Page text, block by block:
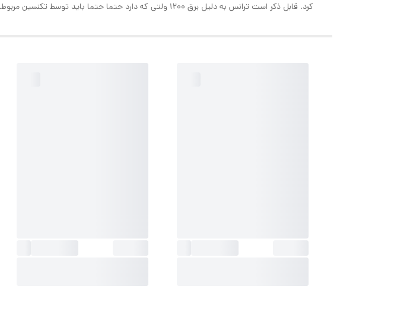
کرد. قابل ذکر است ترانس به دلیل برق 1200 ولتی که دارد حتما حتما باید توسط تکنسین مربوطه انجام شود و دستگاه را حتما چک کنید که دو شاخه داخل برق نباشد.